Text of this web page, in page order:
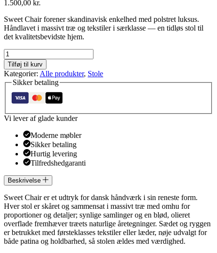
1.500,00 kr.
Sweet Chair forener skandinavisk enkelhed med polstret luksus.
Håndlavet i massivt træ og tekstiler i særklasse — en tidløs stol til
det kvalitetsbevidste hjem.
Sweet
chair
antal
Tilføj til kurv
Kategorier: Alle produkter, Stole
Sikker betaling
Vi lever af glade kunder
Moderne møbler
Sikker betaling
Hurtig levering
Tilfredshedgaranti
Beskrivelse
Sweet Chair er et udtryk for dansk håndværk i sin reneste form.
Hver stol er skåret og sammensat i massivt træ med omhu for
proportioner og detaljer; synlige samlinger og en blød, olieret
overflade fremhæver træets naturlige åretegninger. Sædet og ryggen
er betrukket med førsteklasses tekstiler eller læder, nøje udvalgt for
både patina og holdbarhed, så stolen ældes med værdighed.